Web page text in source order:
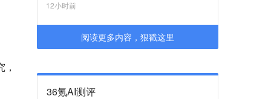
12小时前
阅读更多内容，狠戳这里
36氪AI测评